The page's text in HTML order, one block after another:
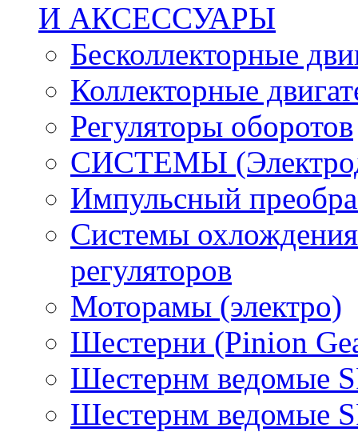
И АКСЕССУАРЫ
Бесколлекторные
Коллекторные
Регуляторы оборотов
СИСТЕМЫ
Импульсный
Системы охлождения
регуляторов
Моторамы (электро)
Шестерни (Pinion
Шестернм ведомые
Шестернм ведомые